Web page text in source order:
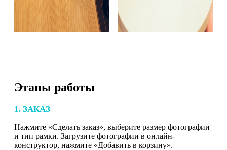
Этапы работы
1. ЗАКАЗ
Нажмите «Сделать заказ», выберите размер фотографии
и тип рамки. Загрузите фотографии в онлайн-
конструктор, нажмите «Добавить в корзину».